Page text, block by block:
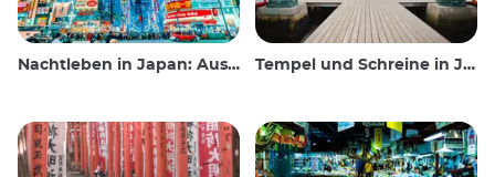
Nachtleben in Japan: Ausgehen, sehen und trinken Tempel und Schreine in Japan